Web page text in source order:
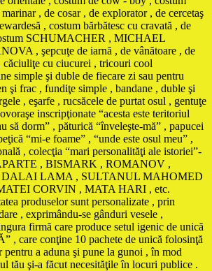
, de cosar , de explorator , de cercetaş
, costum bărbătesc cu cravată , de
SCHUMACHER , MICHAEL
, şepcuţe de iarnă , de vânătoare , de
căciuliţe cu ciucurei , tricouri cool
simple şi duble de fiecare zi sau pentru
şi frac , fundiţe simple , bandane , duble şi
, eşarfe , rucsăcele de purtat osul , gentuţe
inscripţionate “acesta este teritoriul
să dorm” , păturică “înveleşte-mă” , papucei
“mi-e foame” , “unde este osul meu” ,
, colecţia “mari personalităţi ale istoriei”-
, BISMARK , ROMANOV ,
DALAI LAMA , SULTANUL MAHOMED
CORVIN , MATA HARI , etc.
produselor sunt personalizate , prin
, exprimându-se gânduri vesele ,
firmă care produce setul igenic de unică
, care conţine 10 pachete de unică folosinţă
pentru a aduna şi pune la gunoi , în mod
tău şi-a făcut necesităţile în locuri publice .